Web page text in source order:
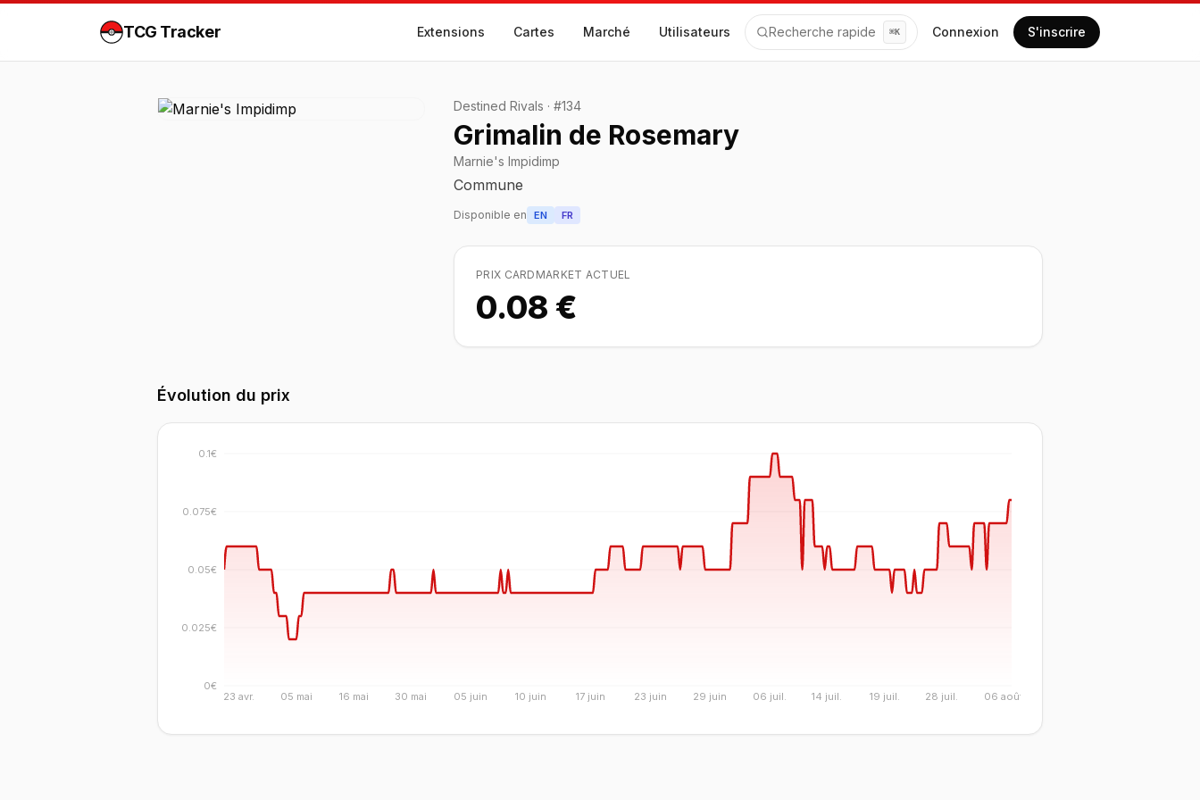
TCG Tracker Extensions Cartes Marché Utilisateurs Recherche rapide ⌘K Connexion S'inscrire
Destined Rivals · #134
Grimalin de Rosemary
Marnie's Impidimp
Commune
Disponible en EN FR
PRIX CARDMARKET ACTUEL
0.08 €
Évolution du prix
23 avr. 05 mai 16 mai 30 mai 05 juin 10 juin 17 juin 23 juin 29 juin 06 juil. 14 juil. 19 juil. 28 juil. 06 août
0€
0.025€
0.05€
0.075€
0.1€